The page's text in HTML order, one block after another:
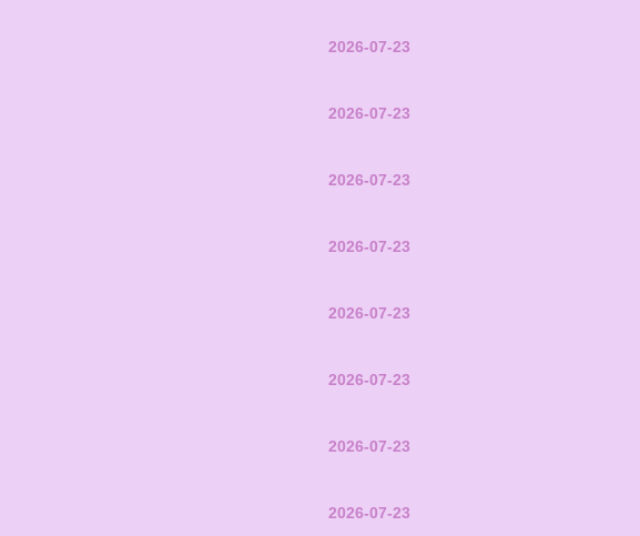
2026-07-23
2026-07-23
2026-07-23
2026-07-23
2026-07-23
2026-07-23
2026-07-23
2026-07-23